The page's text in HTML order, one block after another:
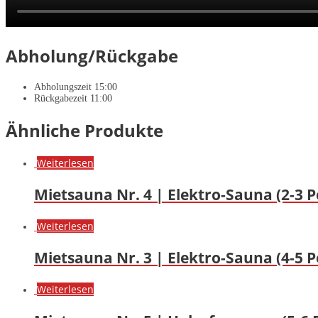
Abholung/Rückgabe
Abholungszeit 15:00
Rückgabezeit 11:00
Ähnliche Produkte
Weiterlesen
Mietsauna Nr. 4 | Elektro-Sauna (2-3
Weiterlesen
Mietsauna Nr. 3 | Elektro-Sauna (4-5
Weiterlesen